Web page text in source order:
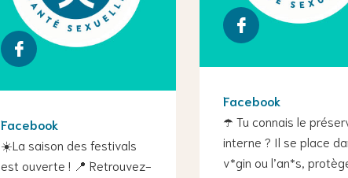
Facebook
☀️La saison des festivals
est ouverte ! 📍 Retrouvez-
Facebook
☂️ Tu connais le
interne ? Il se place
v*gin ou l’an*s,